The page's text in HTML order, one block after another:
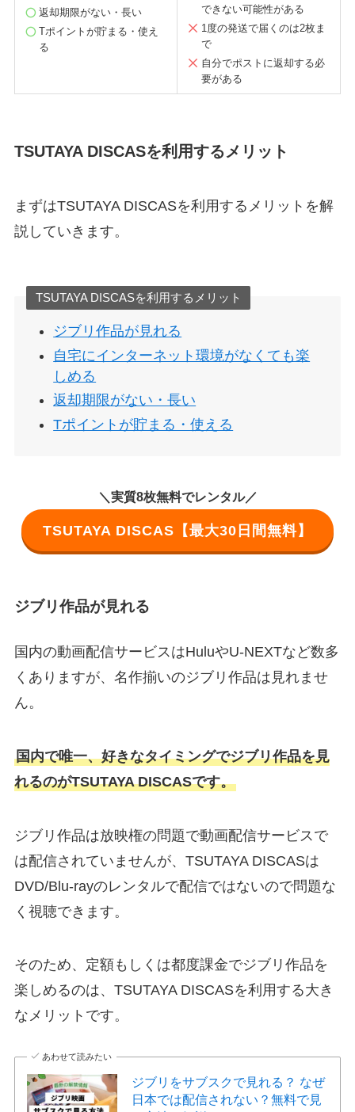
返却期限がない・長い
Tポイントが貯まる・使え
る
できない可能性がある
1度の発送で届くのは2枚ま
で
自分でポストに返却する必
要がある
TSUTAYA DISCASを利用するメリット
まずはTSUTAYA DISCASを利用するメリットを解
説していきます。
TSUTAYA DISCASを利用するメリット
ジブリ作品が見れる
自宅にインターネット環境がなくても楽
しめる
返却期限がない・長い
Tポイントが貯まる・使える
＼実質8枚無料でレンタル／
TSUTAYA DISCAS【最大30日間無料】
ジブリ作品が見れる
国内の動画配信サービスはHuluやU-NEXTなど数多
くありますが、名作揃いのジブリ作品は見れませ
ん。
国内で唯一、好きなタイミングでジブリ作品を見
れるのがTSUTAYA DISCASです。
ジブリ作品は放映権の問題で動画配信サービスで
は配信されていませんが、TSUTAYA DISCASは
DVD/Blu-rayのレンタルで配信ではないので問題な
く視聴できます。
そのため、定額もしくは都度課金でジブリ作品を
楽しめるのは、TSUTAYA DISCASを利用する大き
なメリットです。
あわせて読みたい
ジブリをサブスクで見れる？ なぜ
日本では配信されない？無料で見